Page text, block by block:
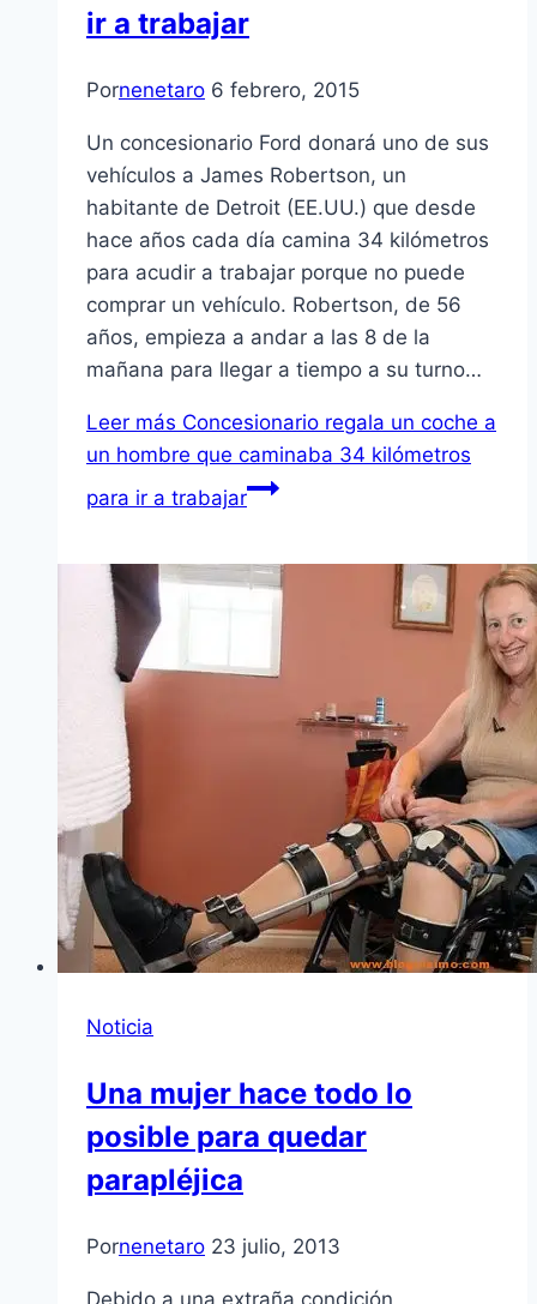
ir a trabajar
Pornenetaro 6 febrero, 2015
Un concesionario Ford donará uno de sus
vehículos a James Robertson, un
habitante de Detroit (EE.UU.) que desde
hace años cada día camina 34 kilómetros
para acudir a trabajar porque no puede
comprar un vehículo. Robertson, de 56
años, empieza a andar a las 8 de la
mañana para llegar a tiempo a su turno…
Leer más Concesionario regala un coche a
un hombre que caminaba 34 kilómetros
para ir a trabajar
Noticia
Una mujer hace todo lo
posible para quedar
parapléjica
Pornenetaro 23 julio, 2013